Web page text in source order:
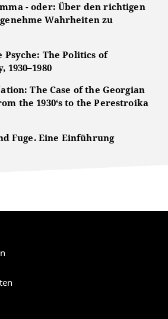
- oder: Über den richtigen
Wahrheiten zu
Psyche: The Politics of
1930–1980
The Case of the Georgian
the 1930‘s to the Perestroika
Fuge. Eine Einführung